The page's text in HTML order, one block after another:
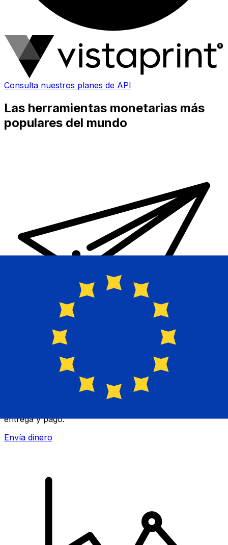
Consulta nuestros planes de API
Las herramientas monetarias más
populares del mundo
Transferencia Internacional de Dinero Xe
Envía dinero online rápido, seguro y fácil. Seguimiento
entrega y pago.
Envía dinero